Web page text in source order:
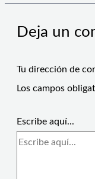
Deja un
Tu dirección de
Los campos
Escribe aquí...